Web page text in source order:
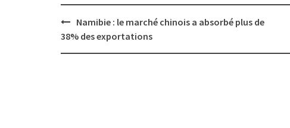
Post
navigation
Namibie : le marché chinois a absorbé plus de
38% des exportations